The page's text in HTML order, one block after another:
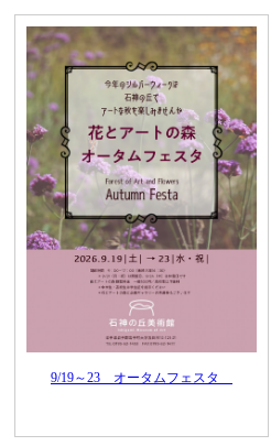
9/19～23 オータムフェスタ